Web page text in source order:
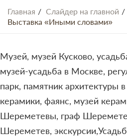
Главная
Слайдер на главной
Выставка «Иными словами»
Музей, музей Кусково,
музей-усадьба в Москве,
парк, памятник архитектуры
керамики, фаянс, музей
Шереметевы, граф
Шереметев,